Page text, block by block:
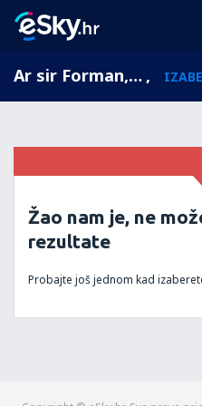
Ar sir Forman, Rona-Alpi, Francuska ,
Žao nam je, ne
rezultate
Probajte još jednom kad